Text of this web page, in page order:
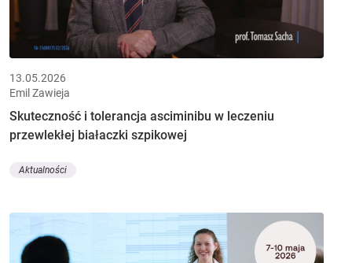
13.05.2026
Emil Zawieja
Skuteczność i tolerancja asciminibu w leczeniu
przewlekłej białaczki szpikowej
Aktualności